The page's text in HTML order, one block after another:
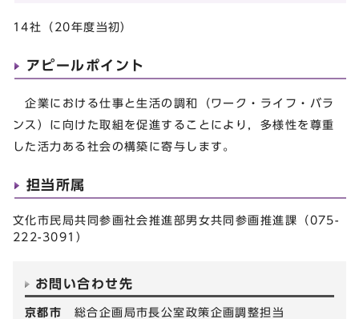
14社（20年度当初）
アピールポイント
企業における仕事と生活の調和（ワーク・ライフ・バラ
ンス）に向けた取組を促進することにより，多様性を尊重
した活力ある社会の構築に寄与します。
担当所属
文化市民局共同参画社会推進部男女共同参画推進課（075-
222-3091）
お問い合わせ先
京都市 総合企画局市長公室政策企画調整担当